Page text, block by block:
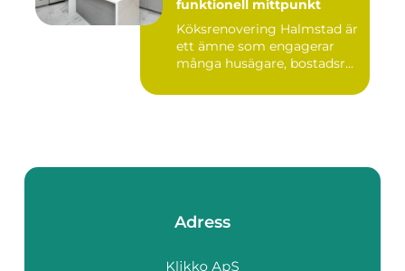
funktionell mittpunkt
Köksrenovering Halmstad är
ett ämne som engagerar
många husägare, bostadsr...
Adress